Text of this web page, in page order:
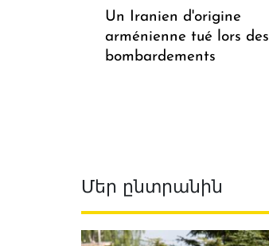
Un Iranien d'origine
arménienne tué lors des
bombardements
Մեր ընտրանին